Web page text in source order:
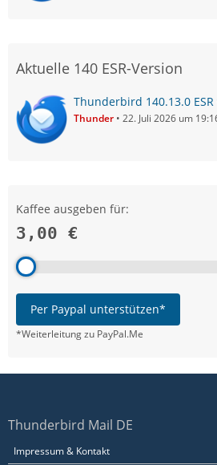
Aktuelle 140 ESR-Version
Thunderbird 140.13.0
Thunder 22. Juli 2026 um
Kaffee ausgeben für:
3,00 €
Per Paypal unterstützen*
*Weiterleitung zu PayPal.Me
Thunderbird Mail DE
Impressum & Kontakt